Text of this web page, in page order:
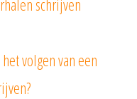
schrijven
volgen van een